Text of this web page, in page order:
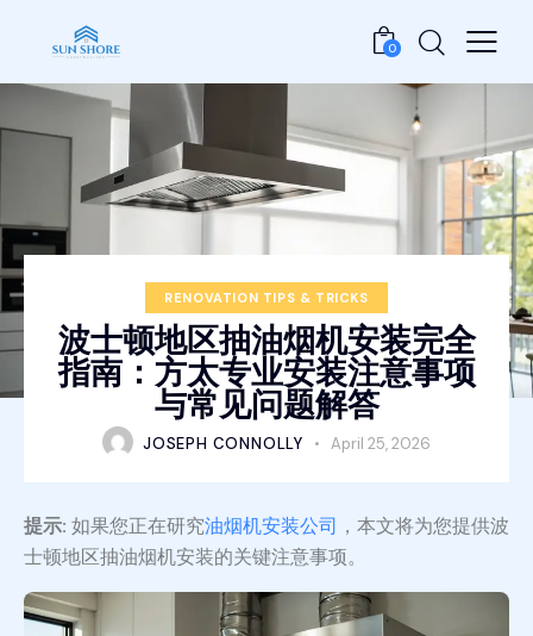
0
RENOVATION TIPS & TRICKS
波士顿地区抽油烟机安装完全
指南：方太专业安装注意事项
与常见问题解答
JOSEPH CONNOLLY April 25, 2026
提示: 如果您正在研究油烟机安装公司 ，本文将为您提供波
士顿地区抽油烟机安装的关键注意事项。